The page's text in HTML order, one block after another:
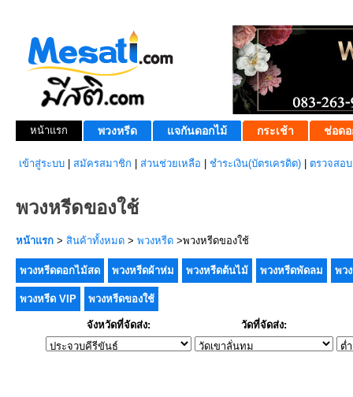
หน้าแรก พวงหรีด แจกันดอกไม้ กระเช้า ช่อดอ
เข้าสู่ระบบ สมัครสมาชิก ส่วนช่วยเหลือ ชำระเงิน(บัตรเครดิต) ตรวจสอ
พวงหรีดของใช้
หน้าแรก > สินค้าทั้งหมด > พวงหรีด >พวงหรีดของใช้
พวงหรีดดอกไม้สด พวงหรีดผ้าห่ม พวงหรีดต้นไม้ พวงหรีดพัดลม พว
พวงหรีด VIP พวงหรีดของใช้
จังหวัดที่จัดส่ง: วัดที่จัดส่ง: